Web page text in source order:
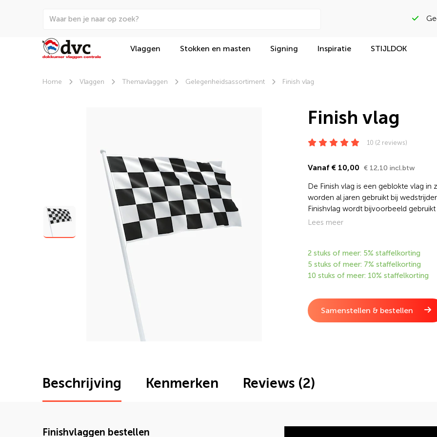
Beoordeeld
Vlaggen Stokken en masten Signing Inspiratie STIJLDOK
Home Vlaggen Themavlaggen Gelegenheidsassortiment Finish vlag
Finish vlag
10 (2 reviews)
Vanaf € 10,00 € 12,10 incl.btw
De Finish vlag is een geblokte vlag in
worden al jaren gebruikt bij
Finishvlag wordt bijvoorbeeld
Finishvlag is geschikt voor aan een
Lees meer
2 stuks of meer: 5% staffelkorting
5 stuks of meer: 7% staffelkorting
10 stuks of meer: 10% staffelkorting
Samenstellen & bestellen
Beschrijving
Finishvlaggen bestellen
Kenmerken Reviews (2)